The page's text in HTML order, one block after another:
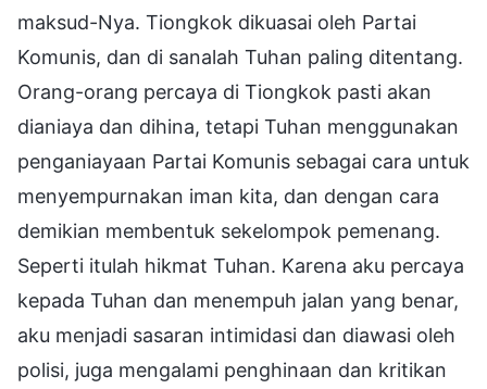
maksud-Nya. Tiongkok dikuasai oleh Partai
Komunis, dan di sanalah Tuhan paling ditentang.
Orang-orang percaya di Tiongkok pasti akan
dianiaya dan dihina, tetapi Tuhan menggunakan
penganiayaan Partai Komunis sebagai cara untuk
menyempurnakan iman kita, dan dengan cara
demikian membentuk sekelompok pemenang.
Seperti itulah hikmat Tuhan. Karena aku percaya
kepada Tuhan dan menempuh jalan yang benar,
aku menjadi sasaran intimidasi dan diawasi oleh
polisi, juga mengalami penghinaan dan kritikan